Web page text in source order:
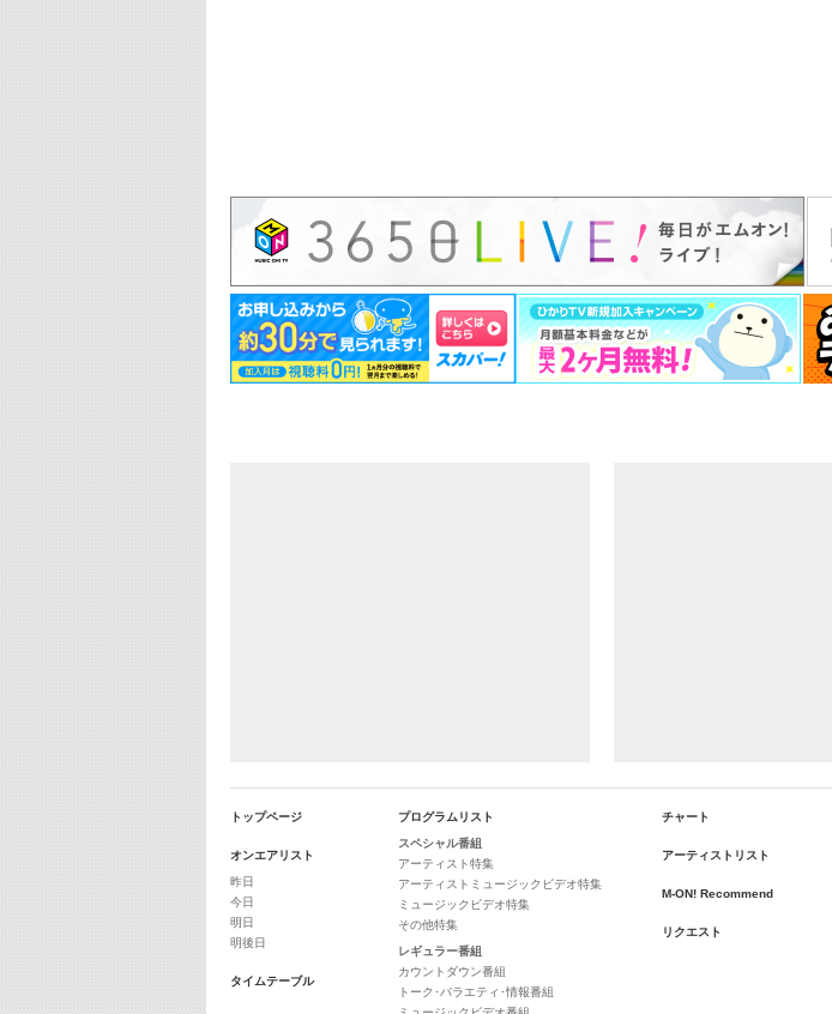
トップページ
オンエアリスト
昨日
今日
明日
明後日
タイムテーブル
プログラムリスト
スペシャル番組
アーティスト特集
アーティストミュージックビデオ特集
ミュージックビデオ特集
その他特集
レギュラー番組
カウントダウン番組
トーク･バラエティ･情報番組
チャート
アーティストリスト
M-ON! Recommend
リクエスト